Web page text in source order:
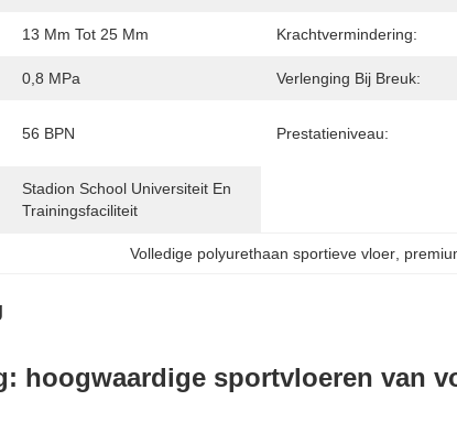
13 Mm Tot 25 Mm Krachtvermindering:
0,8 MPa Verlenging Bij Breuk:
56 BPN Prestatieniveau:
Stadion School Universiteit En
Trainingsfaciliteit
Volledige polyurethaan sportieve vloer,
hoogwaardige sportvloeren van